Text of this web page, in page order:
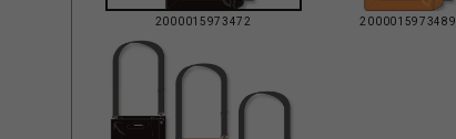
2000015973472 2000015973489